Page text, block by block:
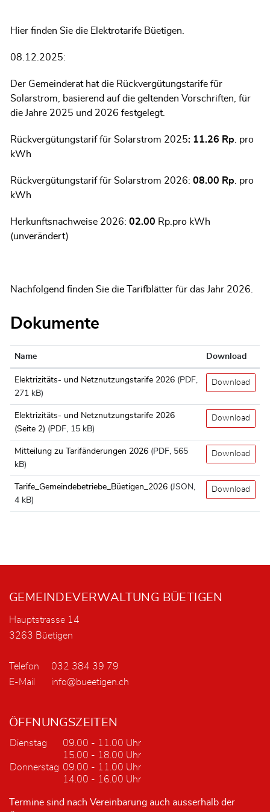
Hier finden Sie die Elektrotarife Büetigen.
08.12.2025:
Der Gemeinderat hat die Rückvergütungstarife für
Solarstrom, basierend auf die geltenden Vorschriften, für
die Jahre 2025 und 2026 festgelegt.
Rückvergütungstarif für Solarstrom 2025: 11.26 Rp . pro
kWh
Rückvergütungstarif für Solarstrom 2026: 08.00 Rp . pro
kWh
Herkunftsnachweise 2026: 02.00 Rp.pro kWh
(unverändert)
Nachfolgend finden Sie die Tarifblätter für das Jahr 2026.
Dokumente
Name Download
Elektrizitäts- und Netznutzungstarife 2026 (PDF,
271 kB)
Download
Elektrizitäts- und Netznutzungstarife 2026
(Seite 2) (PDF, 15 kB)
Download
Mitteilung zu Tarifänderungen 2026 (PDF, 565
kB)
Download
Tarife_Gemeindebetriebe_Büetigen_2026 (JSON,
4 kB)
Download
Fusszeile
GEMEINDEVERWALTUNG BÜETIGEN
Hauptstrasse 14
3263 Büetigen
Telefon
032 384 39 79
E-Mail
info@bueetigen.ch
ÖFFNUNGSZEITEN
Dienstag
09.00 - 11.00 Uhr
15.00 - 18.00 Uhr
Donnerstag 09.00 - 11.00 Uhr
14.00 - 16.00 Uhr
Termine sind nach Vereinbarung auch ausserhalb der